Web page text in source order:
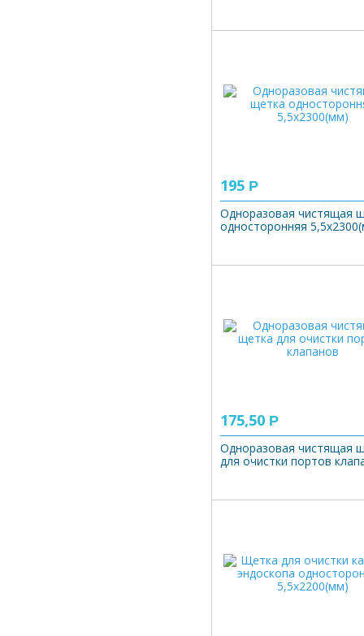
195 Р
Одноразовая чистящая
односторонняя
175,50 Р
Одноразовая чистящая
для очистки портов